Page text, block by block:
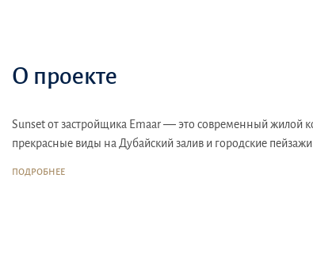
О проекте
Sunset от застройщика Emaar — это современный жилой
прекрасные виды на Дубайский залив и городские пейзажи.
Местоположение
ПОДРОБНЕЕ